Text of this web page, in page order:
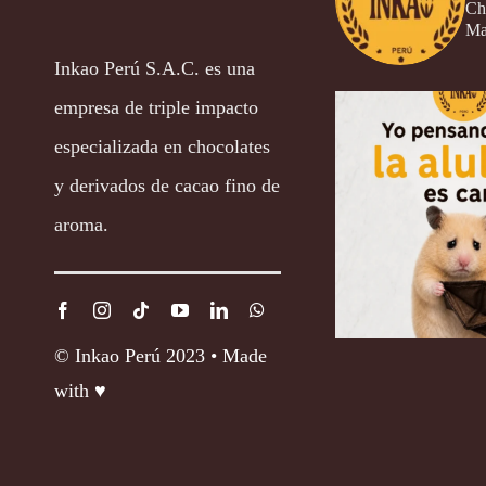
Inkao Perú S.A.C. es una
empresa de triple impacto
especializada en chocolates
y derivados de cacao fino de
aroma.
© Inkao Perú 2023 • Made
with ♥